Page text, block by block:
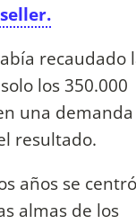
recaudado
los 350.000
una
resultado.
años se
almas de los